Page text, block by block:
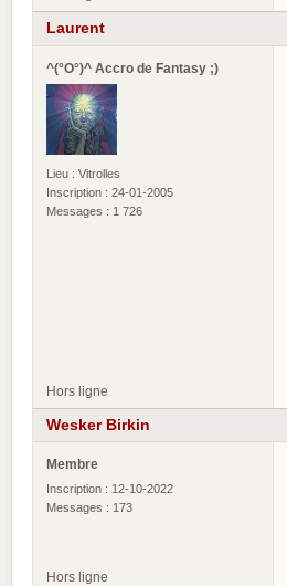
Laurent
^(°O°)^ Accro de Fantasy ;)
Lieu : Vitrolles
Inscription : 24-01-2005
Messages : 1 726
Hors ligne
Wesker Birkin
Membre
Inscription : 12-10-2022
Messages : 173
Hors ligne